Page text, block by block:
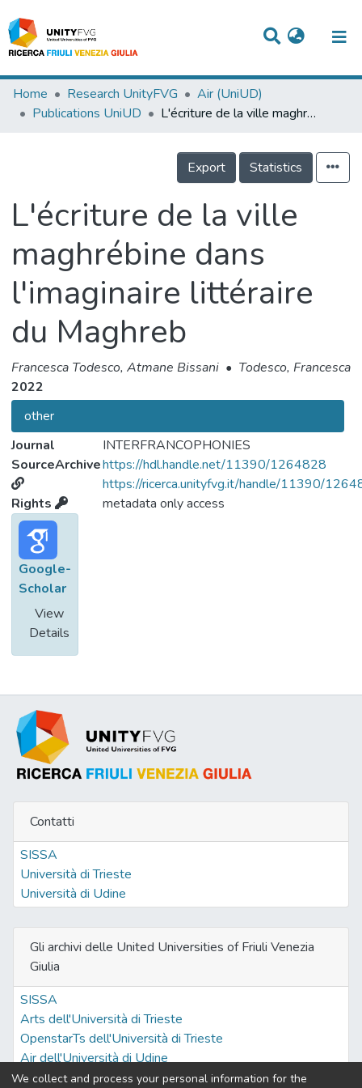
Titles
Events
Projects
People
Skills
Home Research UnityFVG
Air (UniUD)
Publications UniUD
L'écriture de la ville maghrébine dans l'imaginaire littéraire du Maghreb
Export Statistics
L'écriture de la ville
maghrébine dans
l'imaginaire littéraire
du Maghreb
Francesca Todesco, Atmane Bissani • Todesco, Francesca
2022
other
Journal
INTERFRANCOPHONIES
SourceArchivehttps://hdl.handle.net/11390/1264828
https://ricerca.unityfvg.it/handle/11390/
Rights
metadata only access
Google-
Scholar
View
Details
Contatti
SISSA
Università di Trieste
Università di Udine
Gli archivi delle United Universities of Friuli Venezia
Giulia
SISSA
Arts dell'Università di Trieste
OpenstarTs dell'Università di Trieste
Air dell'Università di Udine
We collect and process your personal information for the